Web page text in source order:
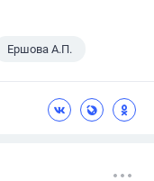
Ершова А.П.